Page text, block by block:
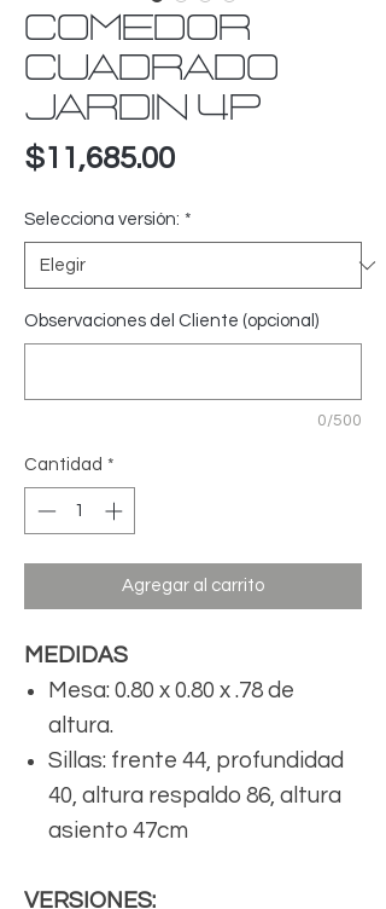
COMEDOR
CUADRADO
JARDIN 4P
$11,685.00Precio
Selecciona versión: *
Observaciones del Cliente (opcional)
0/500
Cantidad *
Agregar al carrito
MEDIDAS
Mesa: 0.80 x 0.80 x .78 de
altura.
Sillas: frente 44, profundidad
40, altura respaldo 86, altura
asiento 47cm
VERSIONES: